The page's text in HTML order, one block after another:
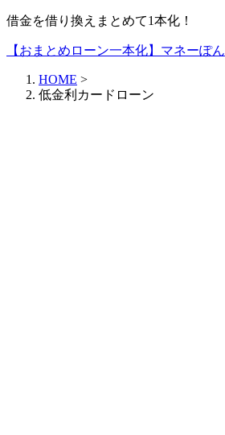
借金を借り換えまとめて1本化！
【おまとめローン一本化】マネーぽん
HOME >
低金利カードローン